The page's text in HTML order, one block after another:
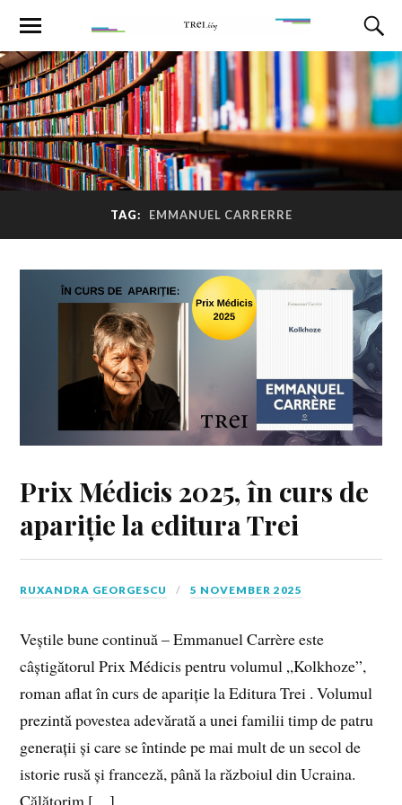
TAG: EMMANUEL CARRERRE
Prix Médicis 2025, în curs de
apariție la editura Trei
RUXANDRA GEORGESCU 5 NOVEMBER 2025
Veștile bune continuă – Emmanuel Carrère este
câștigătorul Prix Médicis pentru volumul „Kolkhoze”,
roman aflat în curs de apariție la Editura Trei . Volumul
prezintă povestea adevărată a unei familii timp de patru
generații și care se întinde pe mai mult de un secol de
istorie rusă și franceză, până la războiul din Ucraina.
Călătorim […]